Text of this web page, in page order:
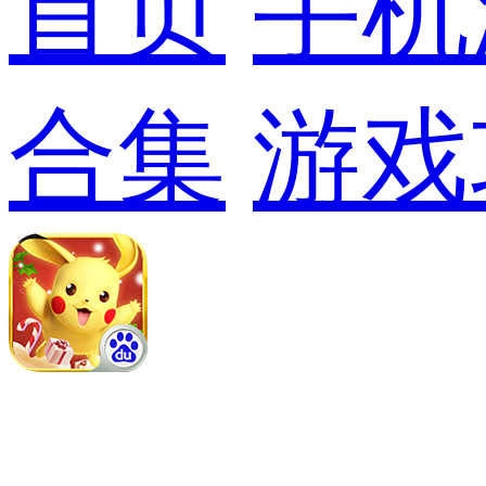
合集 游